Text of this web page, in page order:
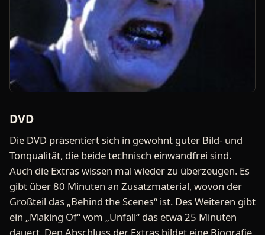
DVD
Die DVD präsentiert sich in gewohnt guter Bild- und
Tonqualität, die beide technisch einwandfrei sind.
Auch die Extras wissen mal wieder zu überzeugen. Es
gibt über 80 Minuten an Zusatzmaterial, wovon der
Großteil das „Behind the Scenes“ ist. Des Weiteren gibt
ein „Making Of“ vom „Unfall“ das etwa 25 Minuten